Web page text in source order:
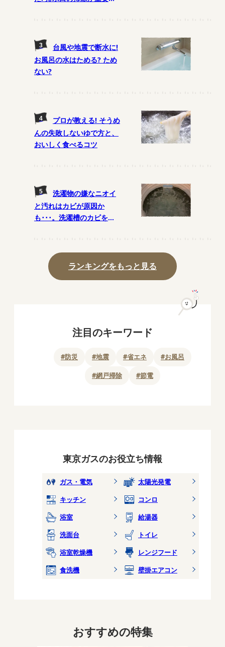
台風や地震で断水に!
お風呂の水はためる? ため
ない?
プロが教える! そうめ
んの失敗しないゆで方と、
おいしく食べるコツ
洗濯物の嫌なニオイ
と汚れはカビが原因か
も･･･。洗濯槽のカビを予
ランキングをもっと見る
注目のキーワード
#防災 #地震 #省エネ #お風呂
#網戸掃除 #節電
東京ガスのお役立ち情報
ガス・電気
太陽光発電
キッチン
コンロ
浴室
給湯器
洗面台
トイレ
浴室乾燥機
レンジフード
食洗機
壁掛エアコン
おすすめの特集